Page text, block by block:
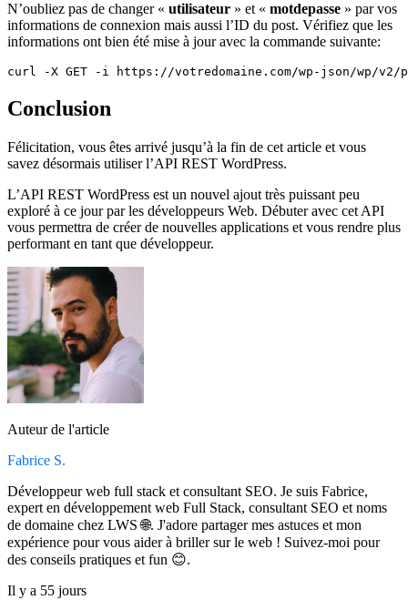
N’oubliez pas de changer « utilisateur » et « motdepasse » par vos
informations de connexion mais aussi l’ID du post. Vérifiez que les
informations ont bien été mise à jour avec la commande suivante:
curl -X GET -i https://votredomaine.com/wp-json/wp/v2/
Conclusion
Félicitation, vous êtes arrivé jusqu’à la fin de cet article et vous
savez désormais utiliser l’API REST WordPress.
L’API REST WordPress est un nouvel ajout très puissant peu
exploré à ce jour par les développeurs Web. Débuter avec cet API
vous permettra de créer de nouvelles applications et vous rendre plus
performant en tant que développeur.
Auteur de l'article
Fabrice S.
Développeur web full stack et consultant SEO. Je suis Fabrice,
expert en développement web Full Stack, consultant SEO et noms
de domaine chez LWS 🌐. J'adore partager mes astuces et mon
expérience pour vous aider à briller sur le web ! Suivez-moi pour
des conseils pratiques et fun 😊.
Il y a 55 jours